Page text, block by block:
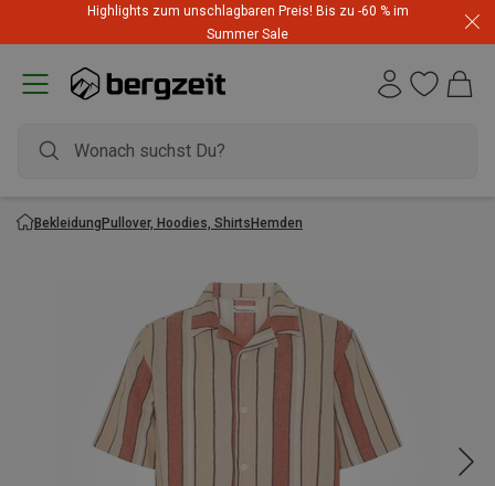
Highlights zum unschlagbaren Preis! Bis zu -60 % im
Summer Sale
BekleidungPullover, Hoodies, ShirtsHemden